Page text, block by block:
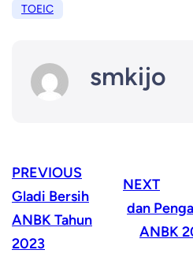
TOEIC
smkijo
PREVIOUS
Gladi Bersih
ANBK Tahun
2023
NEXT
dan
ANBK